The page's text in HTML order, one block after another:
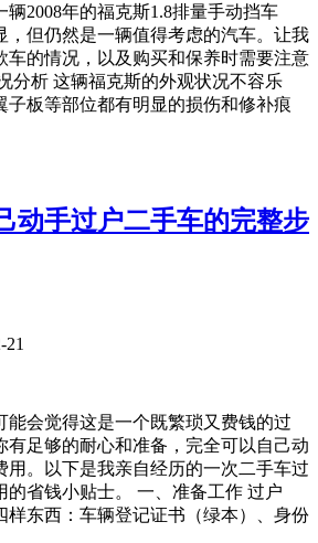
2008年的福克斯1.8排量手动挡车
，但仍然是一辆值得考虑的汽车。让我
车的情况，以及购买和保养时需要注意
分析 这辆福克斯的外观状况不容乐
子板等部位都有明显的损伤和修补痕
动手过户二手车的完整步
能会觉得这是一个既繁琐又费钱的过
有足够的耐心和准备，完全可以自己动
用。以下是我亲自经历的一次二手车过
的省钱小贴士。 一、准备工作 过户
样东西：车辆登记证书（绿本）、身份